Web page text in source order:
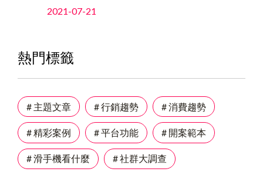
2021-07-21
熱門標籤
# 主題文章 # 行銷趨勢 # 消費趨勢
# 精彩案例 # 平台功能 # 開案範本
# 滑手機看什麼 # 社群大調查